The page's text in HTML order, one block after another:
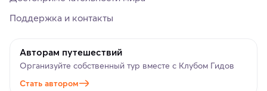
Поддержка и контакты
Авторам путешествий
Организуйте собственный тур вместе с Клубом Гидов
Стать автором